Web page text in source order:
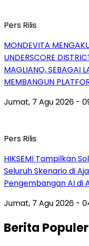
Pers Rilis
MONDEVITA
UNDERSCORE
MAGLIANO, SEBAGAI
MEMBANGUN
Jumat, 7 Agu 2026 -
Pers Rilis
HIKSEMI Tampilkan
Seluruh Skenario di
Pengembangan AI di
Jumat, 7 Agu 2026 -
Berita Populer